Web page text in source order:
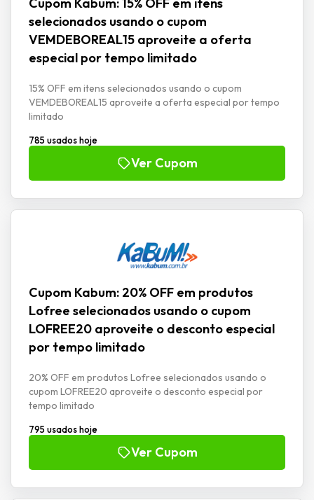
selecionados usando o cupom
VEMDEBOREAL15 aproveite a oferta
especial por tempo limitado
15% OFF em itens selecionados usando o cupom
VEMDEBOREAL15 aproveite a oferta especial por tempo
limitado
785 usados hoje
Ver Cupom
Cupom Kabum: 20% OFF em produtos
Lofree selecionados usando o cupom
LOFREE20 aproveite o desconto especial
por tempo limitado
20% OFF em produtos Lofree selecionados usando o
cupom LOFREE20 aproveite o desconto especial por
tempo limitado
795 usados hoje
Ver Cupom